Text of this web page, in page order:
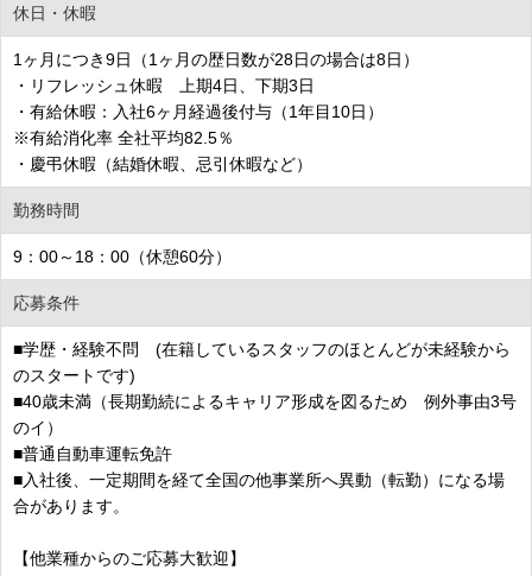
休日・休暇
1ヶ月につき9日（1ヶ月の歴日数が28日の場合は8日）
・リフレッシュ休暇 上期4日、下期3日
・有給休暇：入社6ヶ月経過後付与（1年目10日）
※有給消化率 全社平均82.5％
・慶弔休暇（結婚休暇、忌引休暇など）
勤務時間
9：00～18：00（休憩60分）
応募条件
■学歴・経験不問 (在籍しているスタッフのほとんどが未経験から
のスタートです)
■40歳未満（長期勤続によるキャリア形成を図るため 例外事由3号
のイ）
■普通自動車運転免許
■入社後、一定期間を経て全国の他事業所へ異動（転勤）になる場
合があります。
【他業種からのご応募大歓迎】